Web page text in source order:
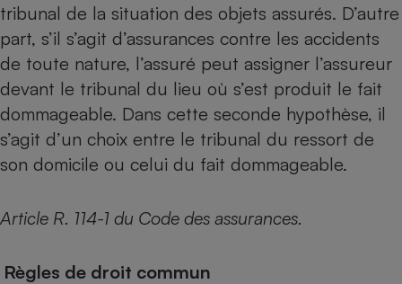
tribunal de la situation des objets assurés. D’autre
part, s’il s’agit d’assurances contre les accidents
de toute nature, l’assuré peut assigner l’assureur
devant le tribunal du lieu où s’est produit le fait
dommageable. Dans cette seconde hypothèse, il
s’agit d’un choix entre le tribunal du ressort de
son domicile ou celui du fait dommageable.
Article R. 114-1 du Code des assurances.
Règles de droit commun